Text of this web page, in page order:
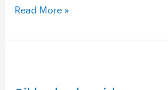
Read More »